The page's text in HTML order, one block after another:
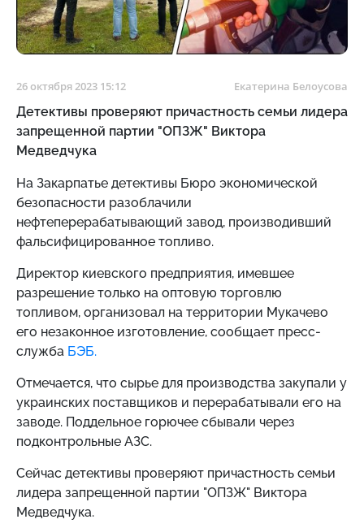
26 октября 2023 15:12 Екатерина Белоусова
Детективы проверяют причастность семьи лидера
запрещенной партии "ОПЗЖ" Виктора
Медведчука
На Закарпатье детективы Бюро экономической
безопасности разоблачили
нефтеперерабатывающий завод, производивший
фальсифицированное топливо.
Директор киевского предприятия, имевшее
разрешение только на оптовую торговлю
топливом, организовал на территории Мукачево
его незаконное изготовление, сообщает пресс-
служба БЭБ.
Отмечается, что сырье для производства закупали у
украинских поставщиков и перерабатывали его на
заводе. Поддельное горючее сбывали через
подконтрольные АЗС.
Сейчас детективы проверяют причастность семьи
лидера запрещенной партии "ОПЗЖ" Виктора
Медведчука.